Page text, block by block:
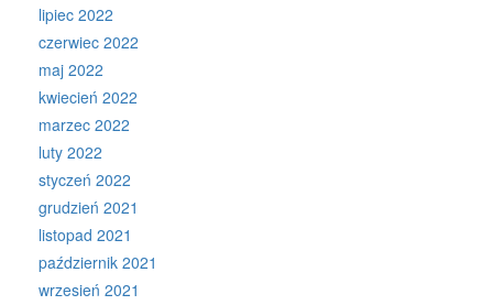
lipiec 2022
czerwiec 2022
maj 2022
kwiecień 2022
marzec 2022
luty 2022
styczeń 2022
grudzień 2021
listopad 2021
październik 2021
wrzesień 2021